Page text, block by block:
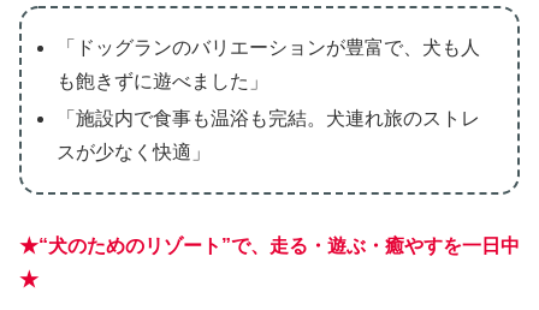
「ドッグランのバリエーションが豊富で、犬も人
も飽きずに遊べました」
「施設内で食事も温浴も完結。犬連れ旅のストレ
スが少なく快適」
★“犬のためのリゾート”で、走る・遊ぶ・癒やすを一日中
★